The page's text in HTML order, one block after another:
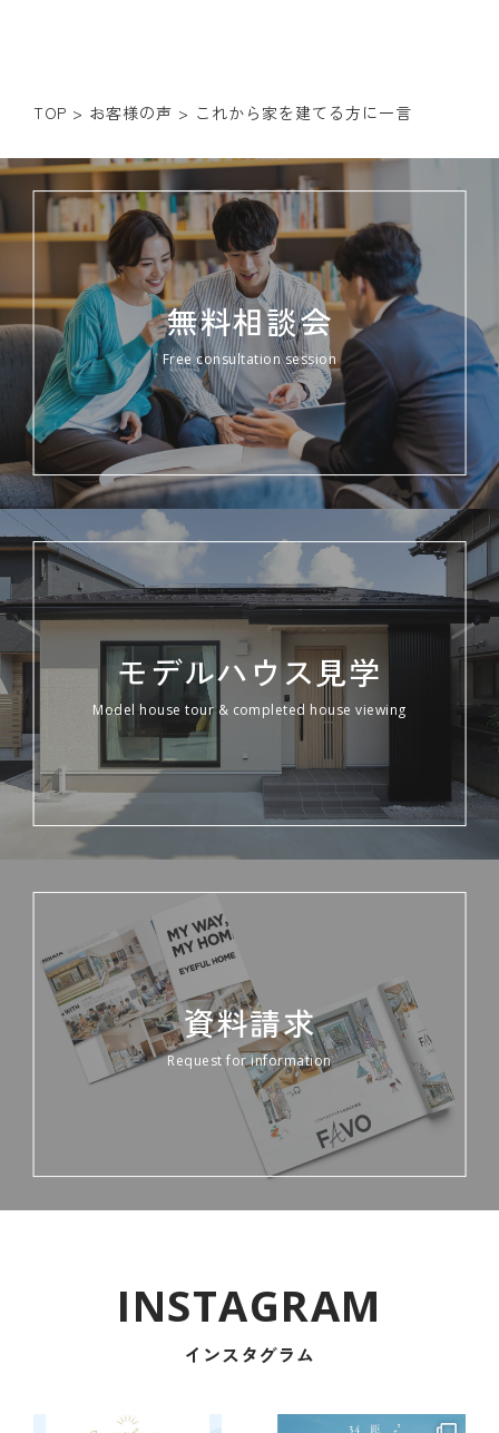
TOP > お客様の声 > これから家を建てる方に一言
無料相談会
Free consultation session
モデルハウス見学
Model house tour & completed house viewing
資料請求
Request for information
インスタグラム